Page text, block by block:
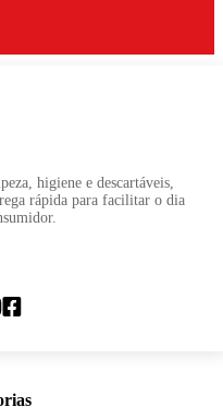
higiene e descartáveis,
rápida para facilitar o dia